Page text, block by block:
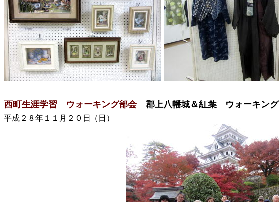
西町生涯学習 ウォーキング部会 郡上八幡城＆紅葉 ウォーキング
平成２８年１１月２０日（日）